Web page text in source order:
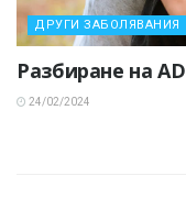
ДРУГИ ЗАБОЛЯВАНИЯ
Разбиране на
24/02/2024